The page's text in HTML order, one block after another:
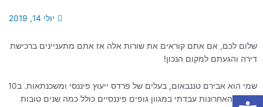
יולי 14, 2019
שלום לכם, אם אתם קוראים את שורות אלה אז אתם מתעניינים ברכישת
דירה והגעתם למקום הנכון!
שמי הוא אבירם טננבאום, בעלים של פרדס ייעוץ פיננסי ומשכנתאות. ב10
השנים האחרונות עבדתי במגוון גופים פיננסיים כולל כמה שנים טובות
פתח סרגל נגישות